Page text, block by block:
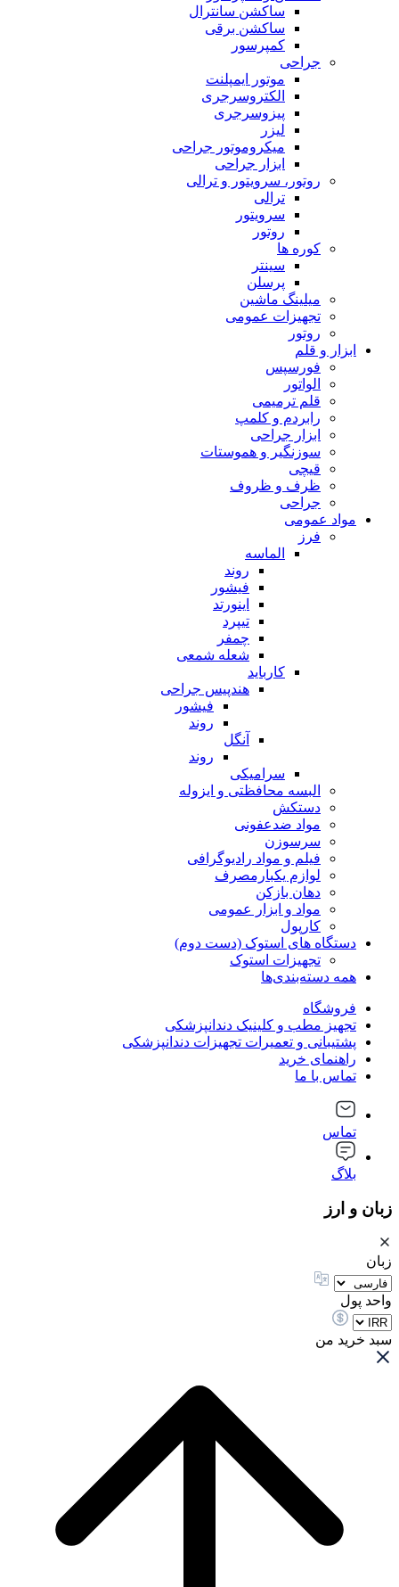
ساکشن سانترال
ساکشن برقی
کمپرسور
جراحی
موتور ایمپلنت
الکتروسرجری
پیزوسرجری
لیزر
میکروموتور جراحی
ابزار جراحی
روتور، سرویتور و ترالی
ترالی
سرویتور
روتور
کوره ها
سینتر
پرسلن
میلینگ ماشین
تجهیزات عمومی
روتور
ابزار و قلم
فورسپس
الواتور
قلم ترمیمی
رابردم و کلمپ
ابزار جراحی
سوزنگیر و هموستات
قیچی
ظرف و ظروف
جراحی
مواد عمومی
فرز
الماسه
روند
فیشور
اینورتد
تیپرد
چمفر
شعله شمعی
کارباید
هندپیس جراحی
فیشور
روند
آنگل
روند
سرامیکی
البسه محافظتی و ایزوله
دستکش
مواد ضدعفونی
سرسوزن
فیلم و مواد رادیوگرافی
لوازم یکبارمصرف
دهان بازکن
مواد و ابزار عمومی
کارپول
دستگاه های استوک (دست دوم)
تجهیزات استوک
همه دسته‌بندی‌ها
فروشگاه
تجهیز مطب و کلینیک دندانپزشکی
پشتیبانی و تعمیرات تجهیزات دندانپزشکی
راهنمای خرید
تماس با ما
تماس
بلاگ
زبان و ارز
زبان
واحد پول
سبد خرید من